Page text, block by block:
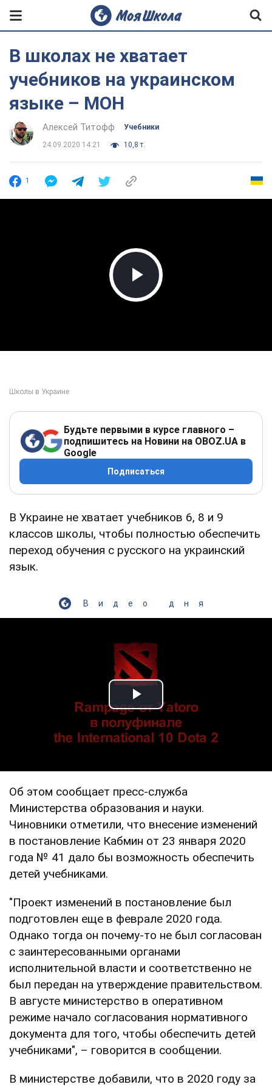
В школах не хватает
учебников на украинском
языке – МОН
Алексей Титофф Учебники
24.09.2020 14:21 10,8 т.
1
Play Video
Будьте первыми в курсе главного –
подпишитесь на Новини на OBOZ.UA в
Google
Подписаться
В Украине не хватает учебников 6, 8 и 9
классов школы, чтобы полностью обеспечить
переход обучения с русского на украинский
язык.
Видео дня
Play Video
Об этом сообщает пресс-служба
Министерства образования и науки.
Чиновники отметили, что внесение изменений
в постановление Кабмин от 23 января 2020
года № 41 дало бы возможность обеспечить
детей учебниками.
"Проект изменений в постановление был
подготовлен еще в феврале 2020 года.
Однако тогда он почему-то не был согласован
с заинтересованными органами
исполнительной власти и соответственно не
был передан на утверждение правительством.
В августе министерство в оперативном
режиме начало согласования нормативного
документа для того, чтобы обеспечить детей
учебниками", – говорится в сообщении.
В министерстве добавили, что в 2020 году за